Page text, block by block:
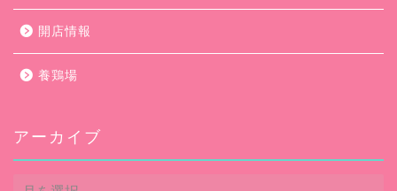
開店情報
養鶏場
アーカイブ
ア